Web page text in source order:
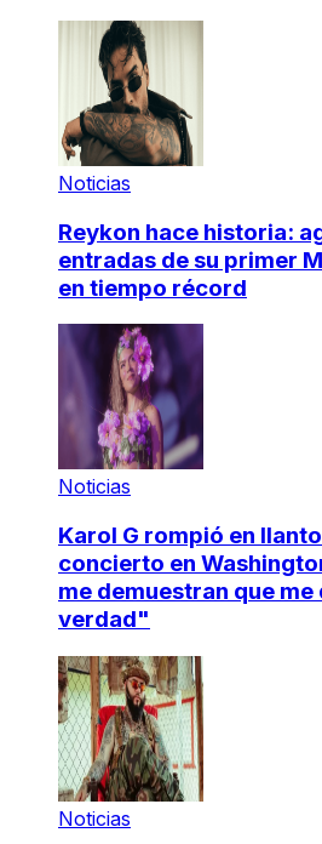
Noticias
Reykon hace historia:
entradas de su primer
en tiempo récord
Noticias
Karol G rompió en
concierto en
me demuestran que me
verdad"
Noticias